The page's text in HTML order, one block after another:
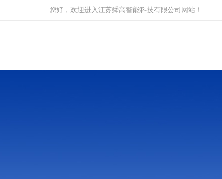
您好，欢迎进入江苏舜高智能科技有限公司网站！